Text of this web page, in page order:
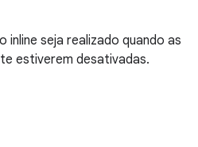
inline seja realizado quando as
estiverem desativadas.